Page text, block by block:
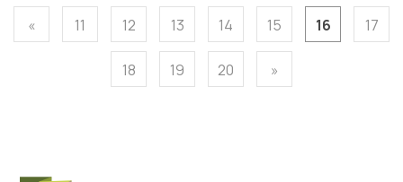
« 11 12 13 14 15 16 17
18 19 20 »